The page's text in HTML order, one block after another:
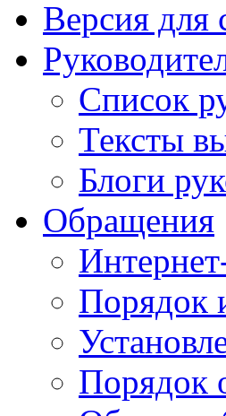
Версия для
Список
Тексты
Блоги
Обращения
Порядок
Порядок